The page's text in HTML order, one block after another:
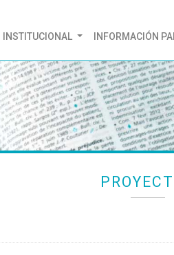
INSTITUCIONAL INFORMACIÓN